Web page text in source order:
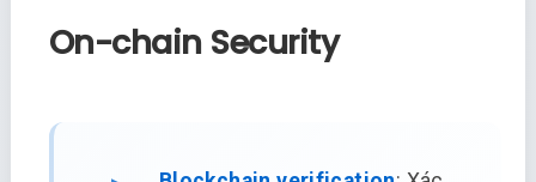
On-chain Security